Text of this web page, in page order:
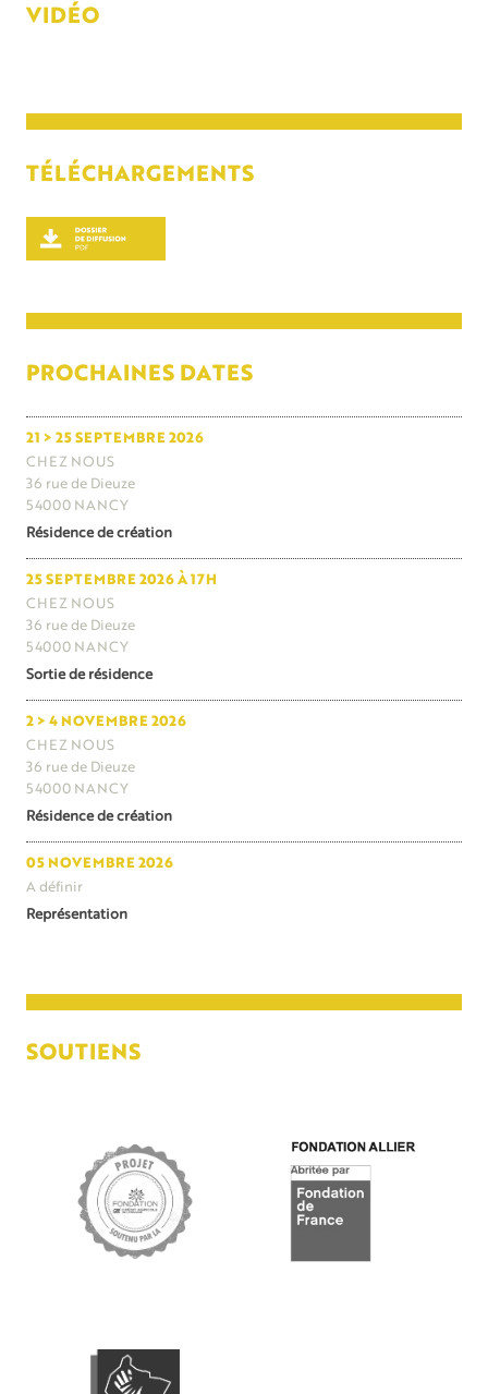
VIDÉO
TÉLÉCHARGEMENTS
PROCHAINES DATES
21 > 25 SEPTEMBRE 2026
CHEZ NOUS
36 rue de Dieuze
54000 NANCY
Résidence de création
25 SEPTEMBRE 2026 À 17H
CHEZ NOUS
36 rue de Dieuze
54000 NANCY
Sortie de résidence
2 > 4 NOVEMBRE 2026
CHEZ NOUS
36 rue de Dieuze
54000 NANCY
Résidence de création
05 NOVEMBRE 2026
A définir
Représentation
SOUTIENS